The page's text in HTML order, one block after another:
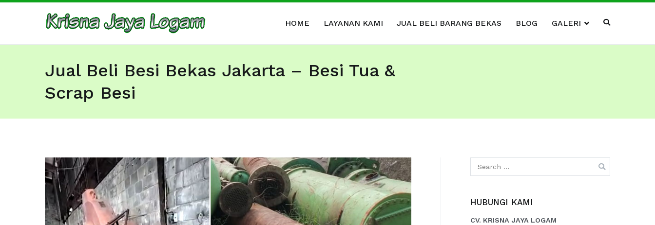
HOME LAYANAN KAMI JUAL BELI BARANG BEKAS BLOG GALERI
Jual Beli Besi Bekas Jakarta – Besi Tua &
Scrap Besi
for:
HUBUNGI KAMI
CV. KRISNA JAYA LOGAM